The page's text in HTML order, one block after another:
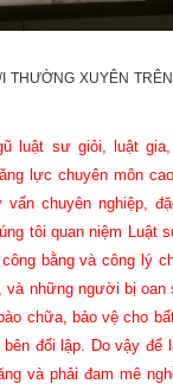
THƯỜNG XUYÊN
luật sư giỏi, luật
lực chuyên môn
chuyên nghiệp,
tôi quan niệm Luật
bằng và công lý
và những người bị oan
chữa, bảo vệ cho
đối lập. Do vậy để
và phải đam mê